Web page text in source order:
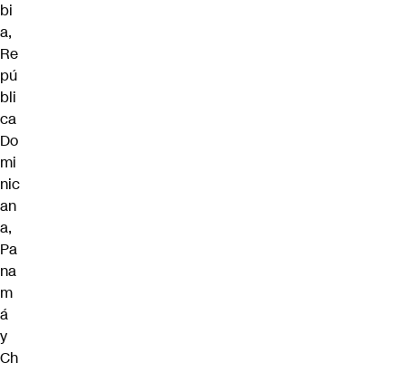
bi
a,
Re
pú
bli
ca
Do
mi
nic
an
a,
Pa
na
m
á
y
Ch